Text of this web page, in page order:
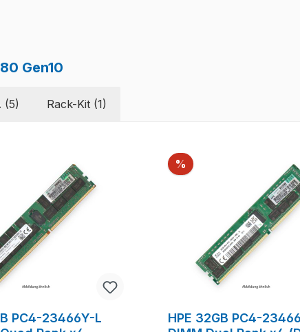
Gen10
(5) Rack-Kit (1)
PC4-23466Y-L
% Rabatt
HPE 32GB PC4-